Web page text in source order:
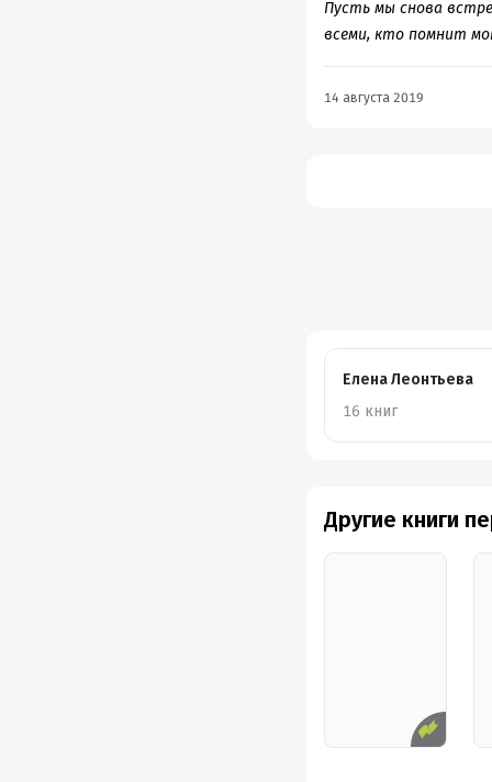
Пусть мы снова
всеми, кто помнит
14 августа 2019
Елена Леонтьева
16 книг
Другие книги